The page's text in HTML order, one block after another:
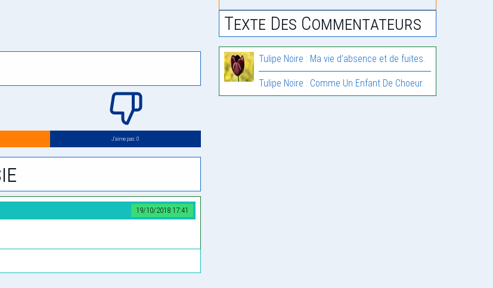
J’aime pas: 0
19/10/2018 17:41
Texte Des Commentateurs
Tulipe Noire : Ma vie d’absence et de fuites.
Tulipe Noire : Comme Un Enfant De Choeur.